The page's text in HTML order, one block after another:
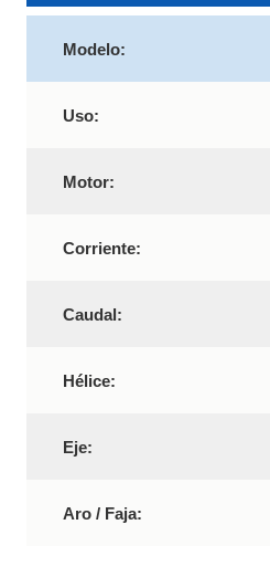
Modelo:
Uso:
Motor:
Corriente:
Caudal:
Hélice:
Eje:
Aro / Faja: